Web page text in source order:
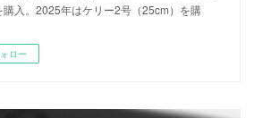
購入。2025年はケリー2号（25cm）を購
ロー